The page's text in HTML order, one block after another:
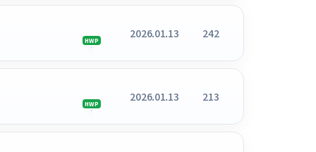
HWP
2026.01.13 242
HWP
2026.01.13 213